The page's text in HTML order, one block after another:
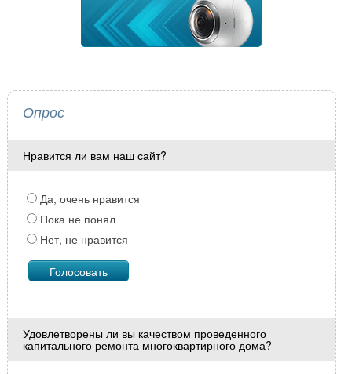
Опрос
Нравится ли вам наш сайт?
Да, очень нравится
Пока не понял
Нет, не нравится
Удовлетворены ли вы качеством проведенного
капитального ремонта многоквартирного дома?